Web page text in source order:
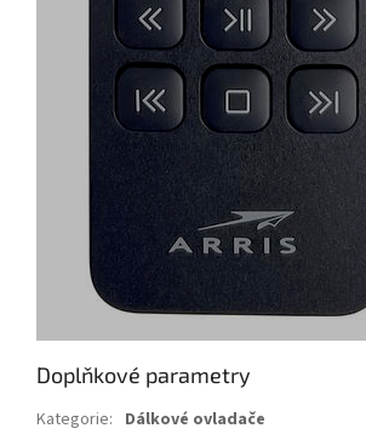
Doplňkové parametry
Kategorie: Dálkové ovladače